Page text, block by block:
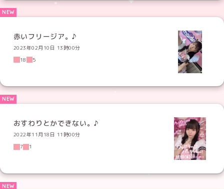
赤いフリージア。♪
2023年02月10日 13時00分
18
5
おすわりとかできない。♪
2022年11月18日 11時00分
7
1